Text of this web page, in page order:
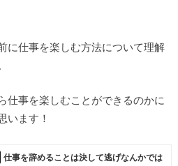
に仕事を楽しむ方法について理解
仕事を楽しむことができるのかに
います！
仕事を辞めることは決して逃げなんかでは